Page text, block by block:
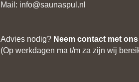
Mail : info@saunaspul.nl
Advies nodig? Neem contact met
(Op werkdagen ma t/m za zijn wij